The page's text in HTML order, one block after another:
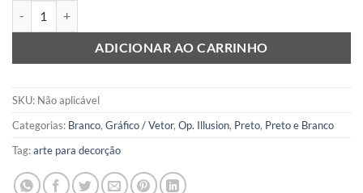
ADICIONAR AO CARRINHO
SKU: Não aplicável
Categorias: Branco, Gráfico / Vetor, Op. Illusion, Preto, Preto e Branco
Tag:arte para decorção